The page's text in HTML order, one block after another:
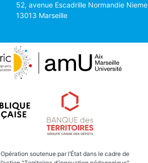
52, avenue Escadrille Normandie
13013 Marseille
Opération soutenue par l’État dans le cadre de